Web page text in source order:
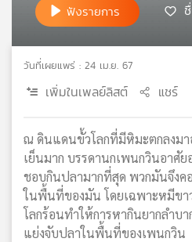
กิจกรรม
เกี่ยว
เครือ
ข่าย
วิทยุ
ไทย
ฟังรายการ
วันที่เผยแพร่ : 24 เม.ย. 67
เพิ่มในเพลย์ลิสต์ แชร์
ณ ดินแดนขั้วโลกที่มีหิมะตกลงมา
เย็นมาก บรรดานกเพนกวินอาศั
ชอบกินปลามากที่สุด พวกมันจึงค
ในพื้นที่ของมัน โดยเฉพาะหมีขา
โลกร้อนทำให้การหากินยากลำบ
แย่งจับปลาในพื้นที่ของเพนกวิ